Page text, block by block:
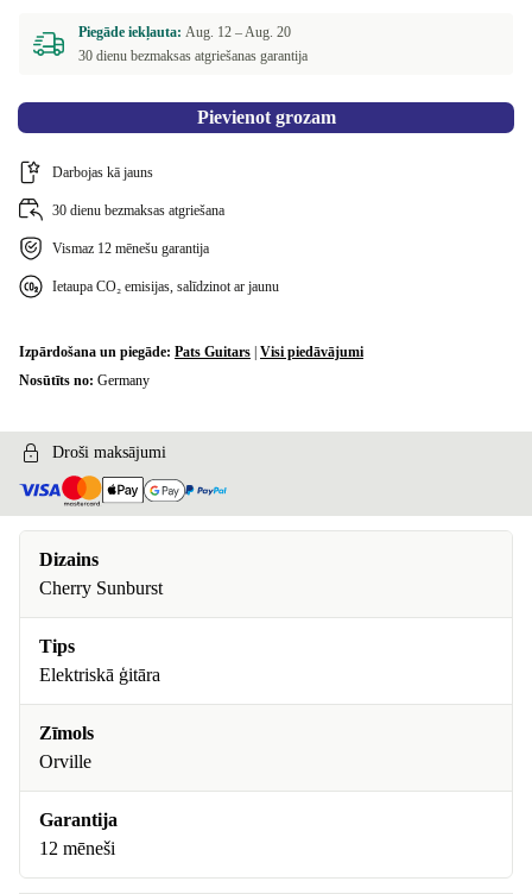
Piegāde iekļauta: Aug. 12 –Aug. 20
30 dienu bezmaksas atgriešanas garantija
Pievienot grozam
Darbojas kā jauns
30 dienu bezmaksas atgriešana
Vismaz 12 mēnešu garantija
Ietaupa CO₂ emisijas, salīdzinot ar jaunu
Izpārdošana un piegāde: Pats Guitars Visi piedāvājumi
Nosūtīts no: Germany
Droši maksājumi
Dizains
Cherry Sunburst
Tips
Elektriskā ģitāra
Zīmols
Orville
Garantija
12 mēneši